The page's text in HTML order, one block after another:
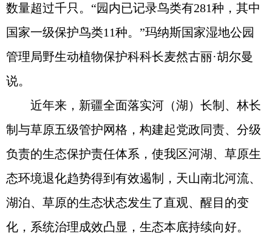
数量超过千只。“园内已记录鸟类有281种，其中
国家一级保护鸟类11种。”玛纳斯国家湿地公园
管理局野生动植物保护科科长麦然古丽·胡尔曼
说。
近年来，新疆全面落实河（湖）长制、林长
制与草原五级管护网格，构建起党政同责、分级
负责的生态保护责任体系，使我区河湖、草原生
态环境退化趋势得到有效遏制，天山南北河流、
湖泊、草原的生态状态发生了直观、醒目的变
化，系统治理成效凸显，生态本底持续向好。